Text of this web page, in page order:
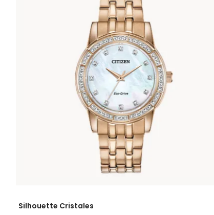
por Categoría: Silhouette Cristales
Silhouette Cristales